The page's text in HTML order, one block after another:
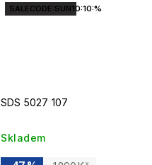
SALECODE:SUN10:10:%
SDS 5027 107
Skladem